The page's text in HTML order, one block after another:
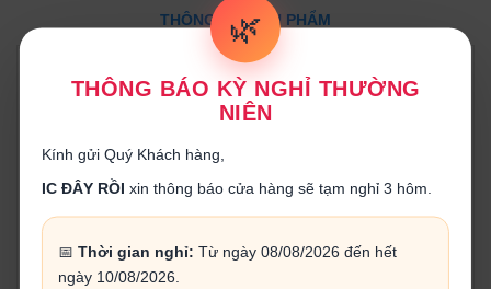
🌿
THÔNG BÁO KỲ NGHỈ THƯỜNG
NIÊN
Kính gửi Quý Khách hàng,
IC ĐÂY RỒI xin thông báo cửa hàng sẽ tạm nghỉ 3 hôm.
📅 Thời gian nghỉ: Từ ngày 08/08/2026 đến hết
ngày 10/08/2026.
THÔNG TIN SẢN PHẨM
Thông số kỹ thuật:
Điện dung: 2.2uF
Điện áp: 50V
Nhiệt độ hoạt động: -55°C -- 125°C
Kích thước: 5*11MM